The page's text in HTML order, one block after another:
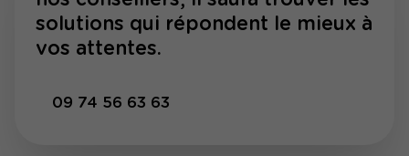
solutions qui répondent le mieux à
vos attentes.
09 74 56 63 63